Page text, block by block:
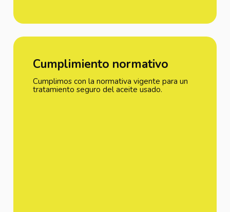
Cumplimiento normativo
Cumplimos con la normativa vigente para un
tratamiento seguro del aceite usado.